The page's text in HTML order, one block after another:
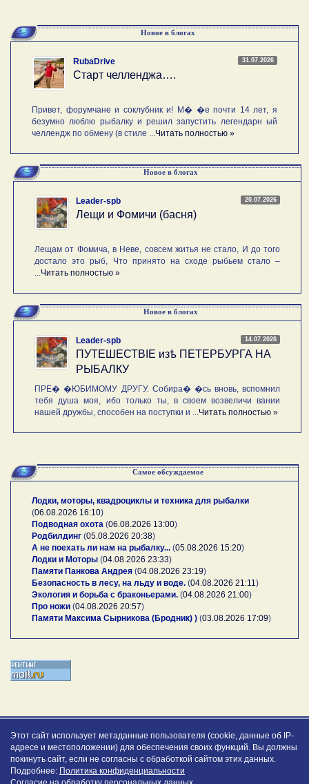
Новое в блогах
31.07.2026
RubaDrive
Старт челленджа….
Привет, форумчане и соклубник и! М� �е почти 14 лет, я
безумно люблю рыбалку и решил запустить легендарн ый
челлендж по обмену (в стиле ... Читать полностью »
Новое в блогах
20.07.2026
Leader-spb
Лещи и Фомичи (басня)
Лещам от Фомича, в Неве, совсем житья не стало, И до того
достало это рыб, Что принято на сходе рыбьем стало –
Читать полностью »
Новое в блогах
14.07.2026
Leader-spb
ПУТЕШЕСТВIE изѣ ПЕТЕРБУРГА НА
РЫБАЛКУ
ПРЕ� �ЮБИМОМУ ДРУГУ. Собира� �сь вновь, вспомнил
тебя душа моя, ибо только ты, в своем возвеличи вании
нашей дружбы, способен на поступки и ... Читать полностью »
Самое обсуждаемое
Лодки, моторы, квадроциклы и техника для рыбалки
(06.08.2026 16:10)
Подводная охота (06.08.2026 13:00)
Родбилдинг (05.08.2026 20:38)
А не поехать ли нам на рыбалку... (05.08.2026 15:20)
Лодки и Моторы (04.08.2026 23:33)
Памяти Панкова Андрея (04.08.2026 23:19)
Безопасность в лесу, на льду и воде. (04.08.2026 21:11 )
Экология и борьба с браконьерами. (04.08.2026 21:00)
Про ножи (04.08.2026 20:57)
Памяти Максима Сырникова (Бродник) ) (03.08.2026 17:09)
Этот сайт использует метаданные пользователя (cookie, данные об IP-
адресе и местоположении) для обеспечения своих функций. Вы должны
покинуть сайт, если не согласны с обработкой сайтом этих данных.
Подробнее: Политика конфиденциальности